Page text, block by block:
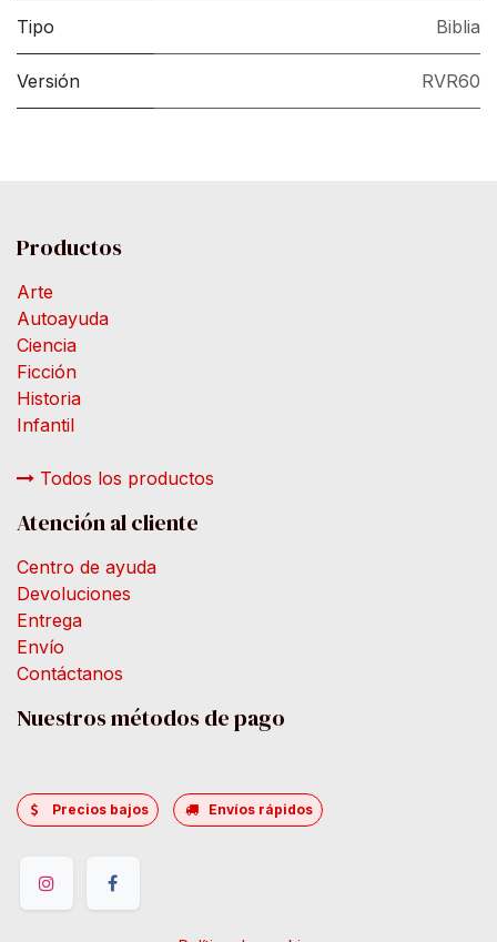
Tipo Biblia
Versión RVR60
Productos
Arte
Autoayuda
Ciencia
Ficción
Historia
Infantil
Todos los productos
Atención al cliente
Centro de ayuda
Devoluciones
Entrega
Envío
Contáctanos
Nuestros métodos de pago
Precios bajos Envíos rápidos